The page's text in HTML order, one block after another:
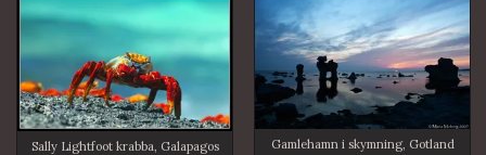
Sally Lightfoot krabba, Galapagos Gamlehamn i skymning, Gotland